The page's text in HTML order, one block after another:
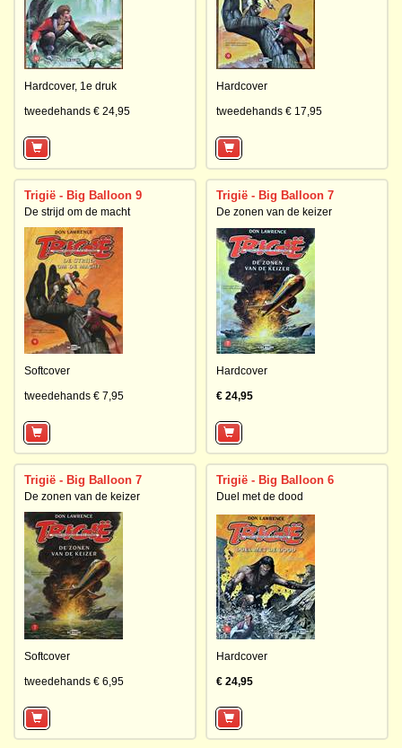
Hardcover, 1e druk
tweedehands € 24,95
Hardcover
tweedehands € 17,95
Trigië - Big Balloon 9
De strijd om de macht
Softcover
tweedehands € 7,95
Trigië - Big Balloon 7
De zonen van de keizer
Hardcover
€ 24,95
Trigië - Big Balloon 7
De zonen van de keizer
Softcover
tweedehands € 6,95
Trigië - Big Balloon 6
Duel met de dood
Hardcover
€ 24,95